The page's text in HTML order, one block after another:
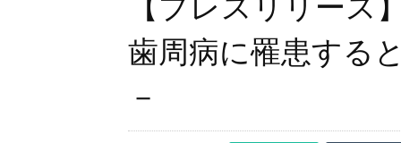
【プレスリリース
歯周病に罹患する
－